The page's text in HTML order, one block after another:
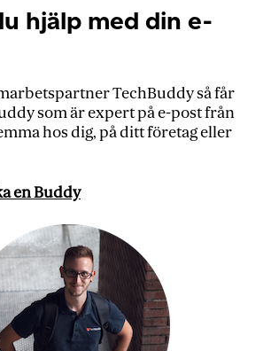
hjälp med din e-
TechBuddy så får
som är expert på e-post från
hos dig, på ditt företag eller
en Buddy